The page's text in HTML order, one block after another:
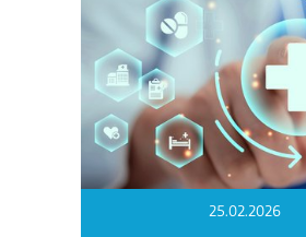
25.02.2026